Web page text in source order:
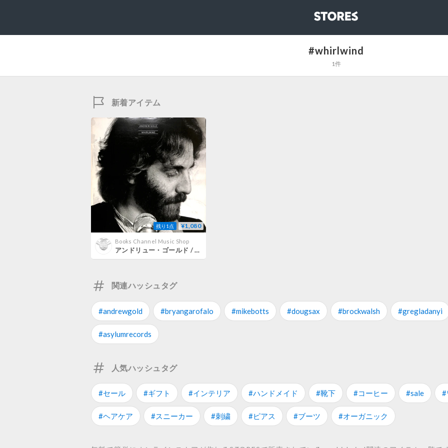
STORES
#whirlwind
1件
新着アイテム
残り1点 ¥1,080
Books Channel Music Shop
アンドリュー・ゴールド / 風にくちづけ [※国内盤,品番:P-10817Y］(LPレコード)
関連ハッシュタグ
#andrewgold #bryangarofalo #mikebotts #dougsax #brockwalsh #gregladanyi
#asylumrecords
人気ハッシュタグ
#セール #ギフト #インテリア #ハンドメイド #靴下 #コーヒー #sale #
#ヘアケア #スニーカー #刺繍 #ピアス #ブーツ #オーガニック